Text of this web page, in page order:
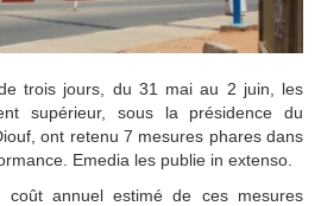
de trois jours, du 31 mai au 2 juin, les
supérieur, sous la présidence du
ont retenu 7 mesures phares dans
Emedia les publie in extenso.
annuel estimé de ces mesures